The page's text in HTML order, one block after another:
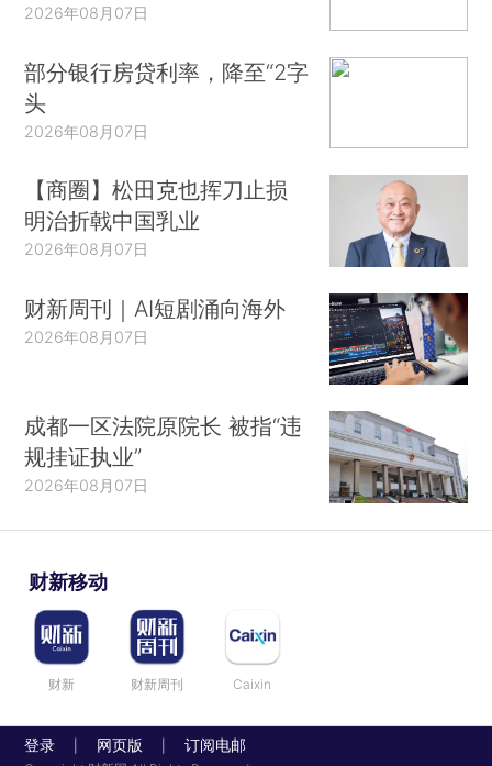
2026年08月07日
部分银行房贷利率，降至“2字
头
2026年08月07日
【商圈】松田克也挥刀止损
明治折戟中国乳业
2026年08月07日
财新周刊｜AI短剧涌向海外
2026年08月07日
成都一区法院原院长 被指“违
规挂证执业”
2026年08月07日
财新移动
财新 财新周刊 Caixin
登录 网页版 订阅电邮